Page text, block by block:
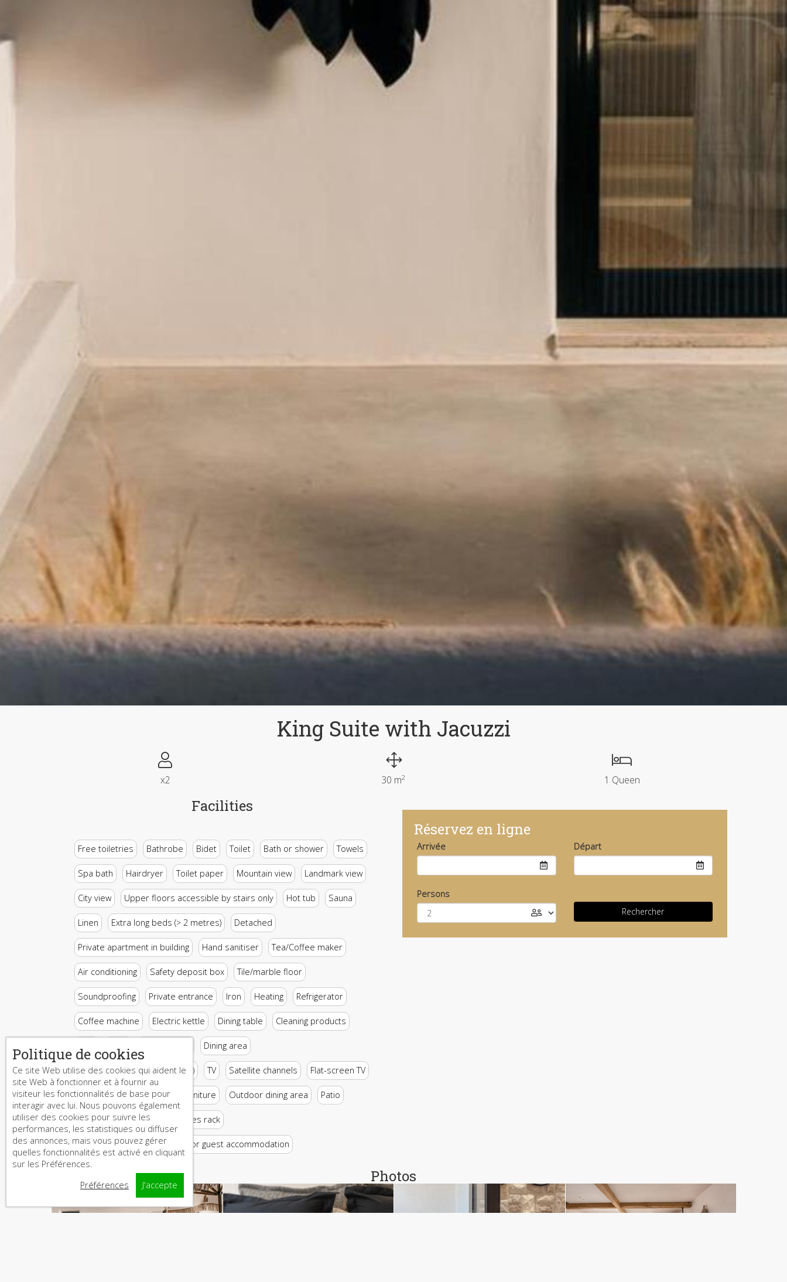
King Suite with Jacuzzi
x2 30 m2 1 Queen
Facilities
Free toiletries Bathrobe Bidet Toilet Bath or shower Towels
Spa bath Hairdryer Toilet paper Mountain view Landmark view
City view Upper floors accessible by stairs only Hot tub Sauna
Linen Extra long beds (> 2 metres) Detached
Private apartment in building Hand sanitiser Tea/Coffee maker
Air conditioning Safety deposit box Tile/marble floor
Soundproofing Private entrance Iron Heating Refrigerator
Coffee machine Electric kettle Dining table Cleaning products
Dining area
Streaming service (like Netflix) TV Satellite channels Flat-screen TV
Fax Balcony Outdoor furniture Outdoor dining area Patio
Socket near the bed Clothes rack
Single-room air conditioning for guest accommodation
Réservez en ligne
Arrivée Départ
Persons
Rechercher
Photos
Politique de cookies
Ce site Web utilise des cookies qui aident le
site Web à fonctionner et à fournir au
visiteur les fonctionnalités de base pour
interagir avec lui. Nous pouvons également
utiliser des cookies pour suivre les
performances, les statistiques ou diffuser
des annonces, mais vous pouvez gérer
quelles fonctionnalités est activé en cliquant
sur les Préférences.
Préférences
J'accepte